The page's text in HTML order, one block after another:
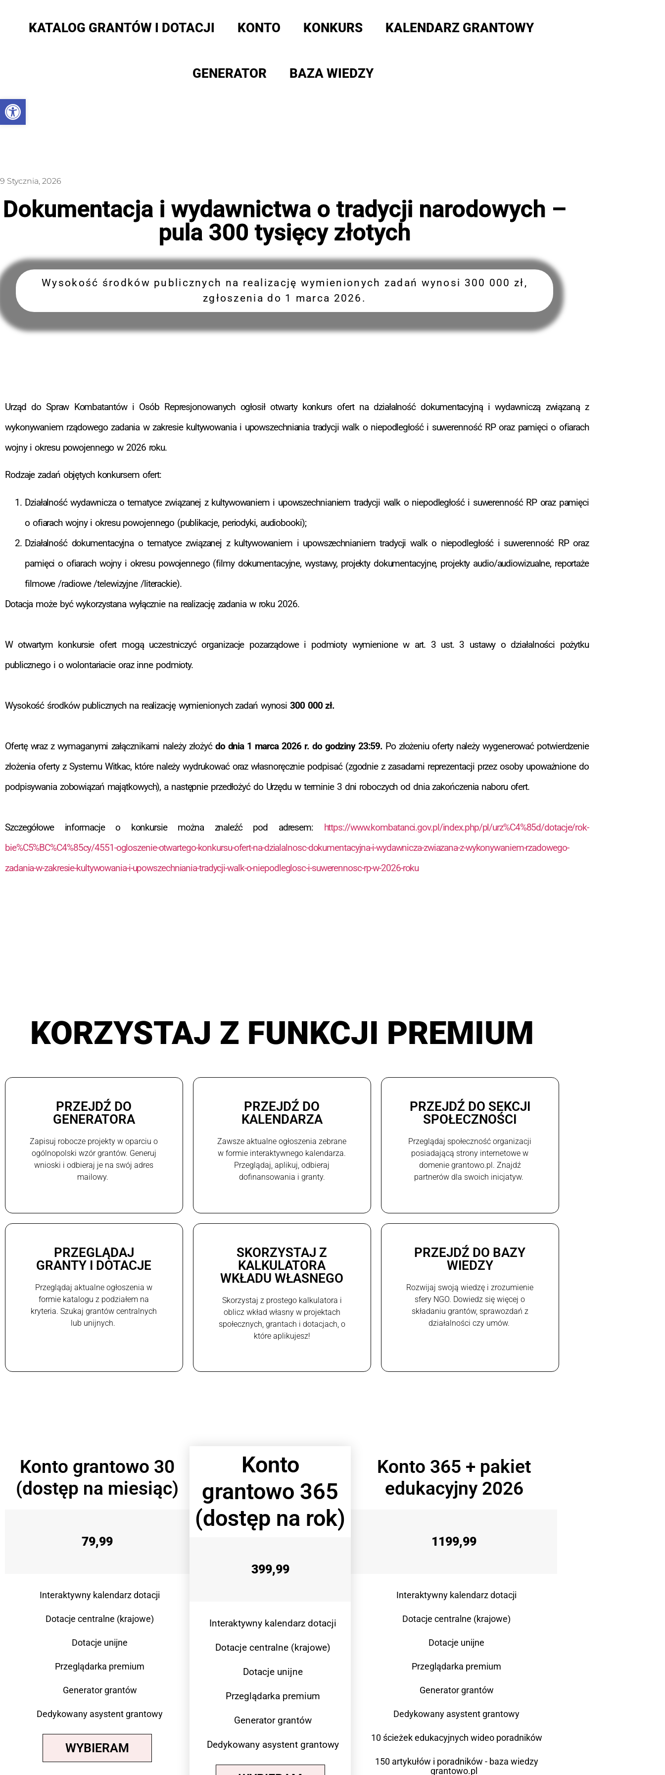
Otwórz pasek narzędzi
KATALOG GRANTÓW I DOTACJI KONTO KONKURS KALENDARZ GRANTOWY
GENERATOR BAZA WIEDZY
9 Stycznia, 2026
Dokumentacja i wydawnictwa o tradycji narodowych –
pula 300 tysięcy złotych
Wysokość środków publicznych na realizację wymienionych zadań wynosi 300 000 zł,
zgłoszenia do 1 marca 2026.
Urząd do Spraw Kombatantów i Osób Represjonowanych ogłosił otwarty konkurs ofert na działalność dokumentacyjną i wydawniczą związaną z
wykonywaniem rządowego zadania w zakresie kultywowania i upowszechniania tradycji walk o niepodległość i suwerenność RP oraz pamięci o ofiarach
wojny i okresu powojennego w 2026 roku.
Rodzaje zadań objętych konkursem ofert:
Działalność wydawnicza o tematyce związanej z kultywowaniem i upowszechnianiem tradycji walk o niepodległość i suwerenność RP oraz pamięci
o ofiarach wojny i okresu powojennego (publikacje, periodyki, audiobooki);
Działalność dokumentacyjna o tematyce związanej z kultywowaniem i upowszechnianiem tradycji walk o niepodległość i suwerenność RP oraz
pamięci o ofiarach wojny i okresu powojennego (filmy dokumentacyjne, wystawy, projekty dokumentacyjne, projekty audio/audiowizualne, reportaże
filmowe /radiowe /telewizyjne /literackie).
Dotacja może być wykorzystana wyłącznie na realizację zadania w roku 2026.
W otwartym konkursie ofert mogą uczestniczyć organizacje pozarządowe i podmioty wymienione w art. 3 ust. 3 ustawy o działalności pożytku
publicznego i o wolontariacie oraz inne podmioty.
Wysokość środków publicznych na realizację wymienionych zadań wynosi300 000 zł.
Ofertę wraz z wymaganymi załącznikami należy złożyć do dnia 1 marca 2026 r. do godziny 23:59.Po złożeniu oferty należy wygenerować potwierdzenie
złożenia oferty z Systemu Witkac, które należy wydrukować oraz własnoręcznie podpisać (zgodnie z zasadami reprezentacji przez osoby upoważnione do
podpisywania zobowiązań majątkowych), a następnie przedłożyć do Urzędu w terminie 3 dni roboczych od dnia zakończenia naboru ofert.
Szczegółowe informacje o konkursie można znaleźć pod adresem: https://www.kombatanci.gov.pl/index.php/pl/urz%C4%85d/dotacje/rok-
bie%C5%BC%C4%85cy/4551-ogloszenie-otwartego-konkursu-ofert-na-dzialalnosc-dokumentacyjna-i-wydawnicza-zwiazana-z-wykonywaniem-rzadowego-
zadania-w-zakresie-kultywowania-i-upowszechniania-tradycji-walk-o-niepodleglosc-i-suwerennosc-rp-w-2026-roku
KORZYSTAJ Z FUNKCJI PREMIUM
PRZEJDŹ DO
GENERATORA
Zapisuj robocze projekty w oparciu o
ogólnopolski wzór grantów. Generuj
wnioski i odbieraj je na swój adres
mailowy.
PRZEJDŹ DO
KALENDARZA
Zawsze aktualne ogłoszenia zebrane
w formie interaktywnego kalendarza.
Przeglądaj, aplikuj, odbieraj
dofinansowania i granty.
PRZEJDŹ DO SEKCJI
SPOŁECZNOŚCI
Przeglądaj społeczność organizacji
posiadającą strony internetowe w
domenie grantowo.pl. Znajdź
partnerów dla swoich inicjatyw.
PRZEGLĄDAJ
GRANTY I DOTACJE
Przeglądaj aktualne ogłoszenia w
formie katalogu z podziałem na
kryteria. Szukaj grantów centralnych
lub unijnych.
SKORZYSTAJ Z
KALKULATORA
WKŁADU WŁASNEGO
Skorzystaj z prostego kalkulatora i
oblicz wkład własny w projektach
społecznych, grantach i dotacjach, o
które aplikujesz!
PRZEJDŹ DO BAZY
WIEDZY
Rozwijaj swoją wiedzę i zrozumienie
sfery NGO. Dowiedz się więcej o
składaniu grantów, sprawozdań z
działalności czy umów.
Konto grantowo 30
(dostęp na miesiąc)
79,99
Interaktywny kalendarz dotacji
Dotacje centralne (krajowe)
Dotacje unijne
Przeglądarka premium
Generator grantów
Dedykowany asystent grantowy
WYBIERAM
Konto
grantowo 365
(dostęp na rok)
399,99
Interaktywny kalendarz dotacji
Dotacje centralne (krajowe)
Dotacje unijne
Przeglądarka premium
Generator grantów
Dedykowany asystent grantowy
Konto 365 + pakiet
edukacyjny 2026
1199,99
Interaktywny kalendarz dotacji
Dotacje centralne (krajowe)
Dotacje unijne
Przeglądarka premium
Generator grantów
Dedykowany asystent grantowy
10 ścieżek edukacyjnych wideo poradników
150 artykułów i poradników - baza wiedzy
grantowo.pl